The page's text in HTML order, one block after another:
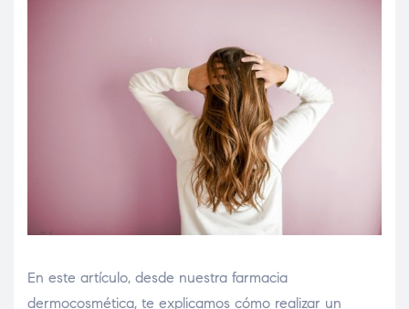
En este artículo, desde nuestra farmacia
dermocosmética, te explicamos cómo realizar un